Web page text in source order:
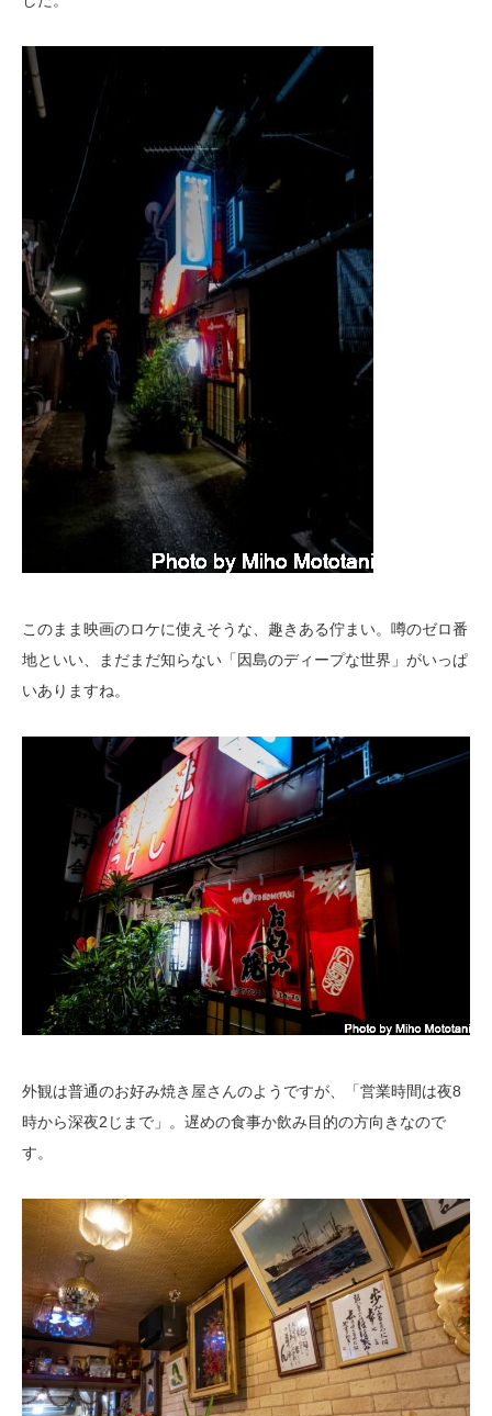
このまま映画のロケに使えそうな、趣きある佇まい。噂のゼロ番
地といい、まだまだ知らない「因島のディープな世界」がいっぱ
いありますね。
外観は普通のお好み焼き屋さんのようですが、「営業時間は夜8
時から深夜2じまで」。遅めの食事か飲み目的の方向きなので
す。